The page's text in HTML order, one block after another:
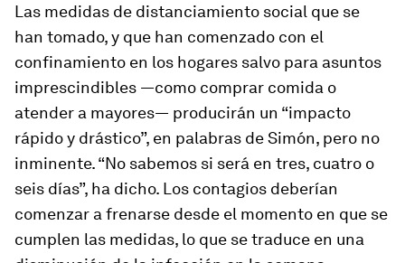
Las medidas de distanciamiento social que se
han tomado, y que han comenzado con el
confinamiento en los hogares salvo para asuntos
imprescindibles ―como comprar comida o
atender a mayores― producirán un “impacto
rápido y drástico”, en palabras de Simón, pero no
inminente. “No sabemos si será en tres, cuatro o
seis días”, ha dicho. Los contagios deberían
comenzar a frenarse desde el momento en que se
cumplen las medidas, lo que se traduce en una